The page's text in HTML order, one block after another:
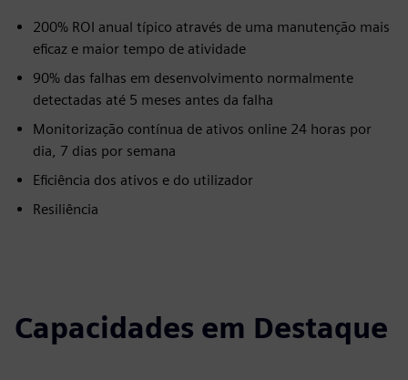
200% ROI anual típico através de uma manutenção mais
eficaz e maior tempo de atividade
90% das falhas em desenvolvimento normalmente
detectadas até 5 meses antes da falha
Monitorização contínua de ativos online 24 horas por
dia, 7 dias por semana
Eficiência dos ativos e do utilizador
Resiliência
Capacidades em Destaque